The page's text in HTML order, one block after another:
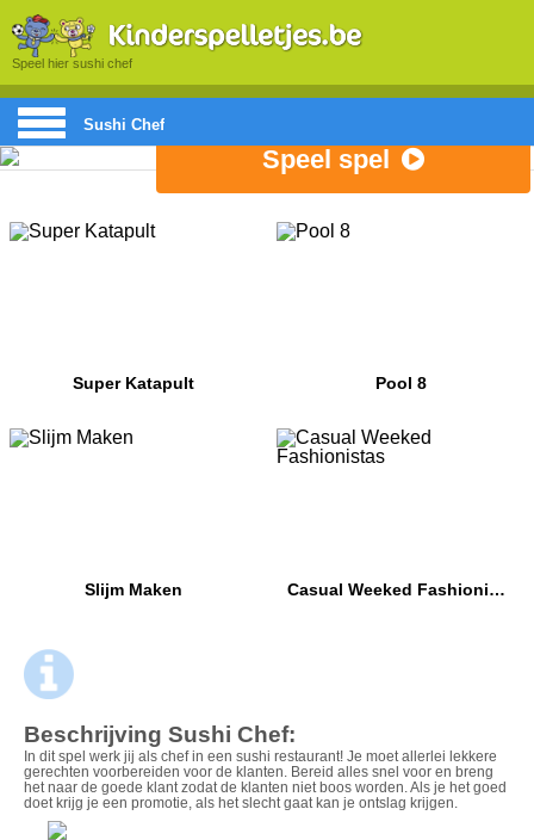
Speel hier sushi chef
Sushi Chef
Speel spel
Super Katapult Pool 8
Slijm Maken Casual Weeked Fashionistas
Beschrijving Sushi Chef:
In dit spel werk jij als chef in een sushi restaurant! Je moet allerlei lekkere
gerechten voorbereiden voor de klanten. Bereid alles snel voor en breng
het naar de goede klant zodat de klanten niet boos worden. Als je het goed
doet krijg je een promotie, als het slecht gaat kan je ontslag krijgen.